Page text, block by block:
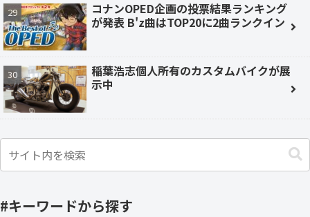
コナンOPED企画の投票結果ランキング
が発表 B'z曲はTOP20に2曲ランクイン
稲葉浩志個人所有のカスタムバイクが展
示中
#キーワードから探す